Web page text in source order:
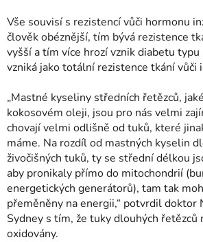
Vše souvisí s rezistencí vůči hormonu
člověk obéznější, tím bývá rezistence
vyšší a tím více hrozí vznik diabetu
vzniká jako totální rezistence tkání vůči
„Mastné kyseliny středních řetězců,
kokosovém oleji, jsou pro nás velmi
chovají velmi odlišně od tuků, které
máme. Na rozdíl od mastných kyselin
živočišných tuků, ty se střední délkou
aby pronikaly přímo do mitochondrií
energetických generátorů), tam tak
přeměněny na energii,“ potvrdil doktor
Sydney s tím, že tuky dlouhých
oxidovány.